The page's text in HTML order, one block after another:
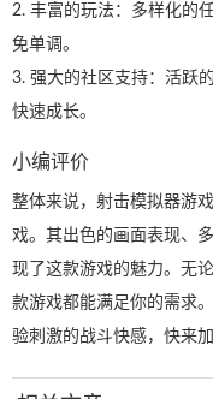
2. 丰富的玩法：多样化的
免单调。
3. 强大的社区支持：活跃
快速成长。
小编评价
整体来说，射击模拟器游
戏。其出色的画面表现、
现了这款游戏的魅力。无
款游戏都能满足你的需求
验刺激的战斗快感，快来